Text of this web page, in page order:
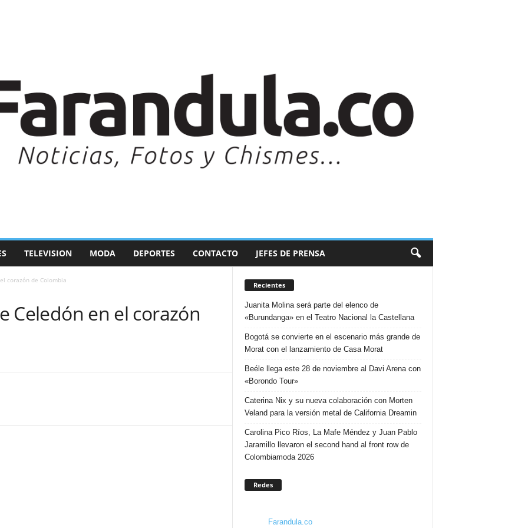
TELEVISION MODA DEPORTES CONTACTO JEFES DE PRENSA
corazón de Colombia
Celedón en el corazón
Recientes
Juanita Molina será parte del elenco de
«Burundanga» en el Teatro Nacional la Castellana
Bogotá se convierte en el escenario más grande de
Morat con el lanzamiento de Casa Morat
Beéle llega este 28 de noviembre al Davi Arena con
«Borondo Tour»
Caterina Nix y su nueva colaboración con Morten
Veland para la versión metal de California Dreamin
Carolina Pico Ríos, La Mafe Méndez y Juan Pablo
Jaramillo llevaron el second hand al front row de
Colombiamoda 2026
Redes
Farandula.co